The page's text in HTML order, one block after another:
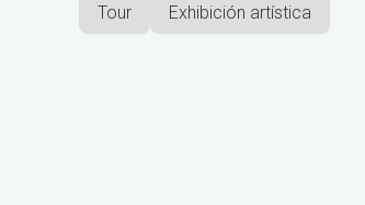
Tour Exhibición artística